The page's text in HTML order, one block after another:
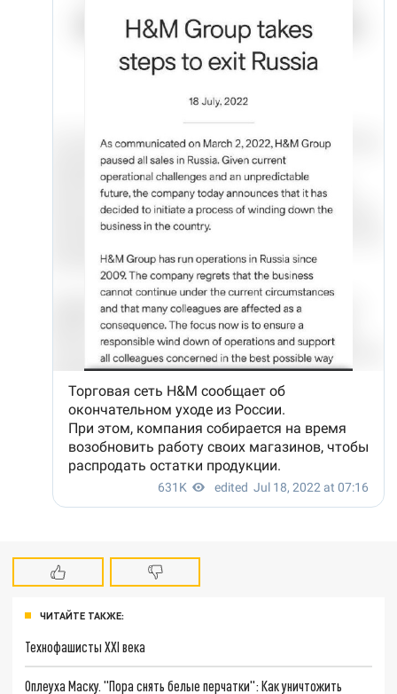
ЧИТАЙТЕ ТАКЖЕ:
Технофашисты XXI века
Оплеуха Маску. "Пора снять белые перчатки": Как уничтожить